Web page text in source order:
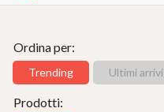
Ordina per:
Trending Ultimi arrivi
Prodotti: